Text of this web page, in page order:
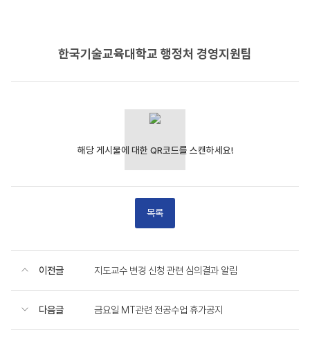
한국기술교육대학교 행정처 경영지원팀
목록
이전글 지도교수 변경 신청 관련 심의결과 알림
다음글 금요일 MT관련 전공수업 휴가공지